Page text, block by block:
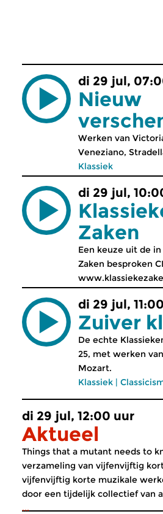
di 29 jul,
Nieuw
Werken van
Veneziano,
Klassiek
di 29 jul,
Zaken
Een keuze uit de
Zaken besproken
di 29 jul,
Zuiver
De echte
25, met werken
Mozart.
Klassiek |
di 29 jul, 12:00 uur
Aktueel
Things that a mutant needs to
verzameling van vijfenvijftig
vijfenvijftig korte muzikale
door een tijdelijk collectief van
...